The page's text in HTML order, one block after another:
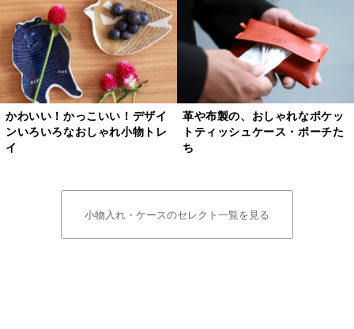
かわいい！かっこいい！デザイ
ンいろいろなおしゃれ小物トレ
イ
革や布製の、おしゃれなポケッ
トティッシュケース・ポーチた
ち
小物入れ・ケースのセレクト一覧を見る